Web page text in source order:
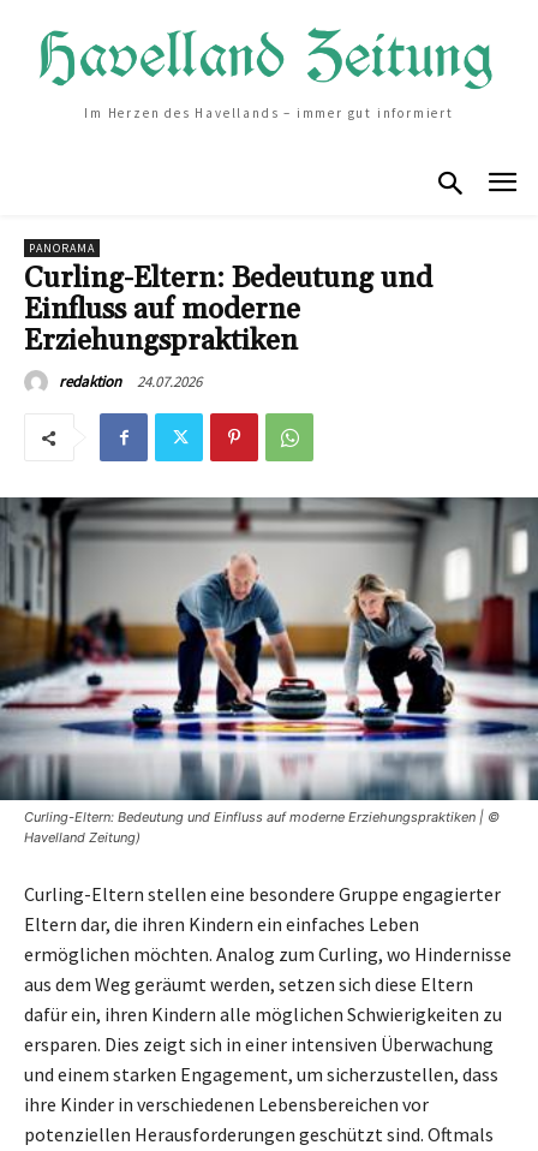
Im Herzen des Havellands – immer gut informiert
PANORAMA
Curling-Eltern: Bedeutung und
Einfluss auf moderne
Erziehungspraktiken
redaktion 24.07.2026
Curling-Eltern: Bedeutung und Einfluss auf moderne Erziehungspraktiken | ©
Havelland Zeitung)
Curling-Eltern stellen eine besondere Gruppe engagierter
Eltern dar, die ihren Kindern ein einfaches Leben
ermöglichen möchten. Analog zum Curling, wo Hindernisse
aus dem Weg geräumt werden, setzen sich diese Eltern
dafür ein, ihren Kindern alle möglichen Schwierigkeiten zu
ersparen. Dies zeigt sich in einer intensiven Überwachung
und einem starken Engagement, um sicherzustellen, dass
ihre Kinder in verschiedenen Lebensbereichen vor
potenziellen Herausforderungen geschützt sind. Oftmals